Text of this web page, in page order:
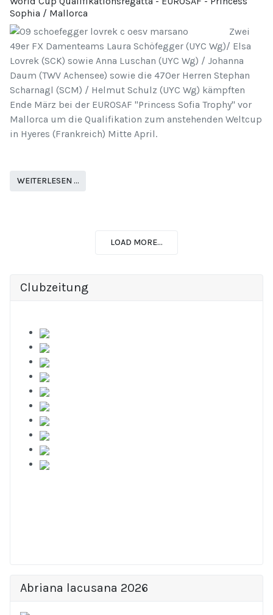
Sophia / Mallorca
Zwei
49er FX Damenteams Laura Schöfegger (UYC Wg)/ Elsa
Lovrek (SCK) sowie Anna Luschan (UYC Wg) / Johanna
Daum (TWV Achensee) sowie die 470er Herren Stephan
Scharnagl (SCM) / Helmut Schulz (UYC Wg) kämpften
Ende März bei der EUROSAF "Princess Sofia Trophy" vor
Mallorca um die Qualifikation zum anstehenden Weltcup
in Hyeres (Frankreich) Mitte April.
WEITERLESEN …
LOAD MORE...
Clubzeitung
Abriana lacusana 2026